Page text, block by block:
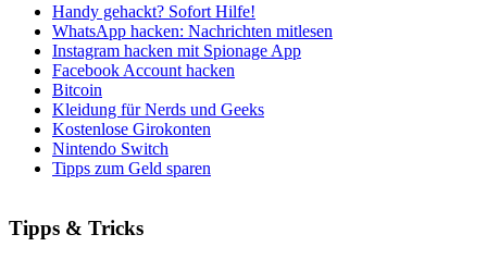
Handy gehackt? Sofort Hilfe!
WhatsApp hacken: Nachrichten mitlesen
Instagram hacken mit Spionage App
Facebook Account hacken
Bitcoin
Kleidung für Nerds und Geeks
Kostenlose Girokonten
Nintendo Switch
Tipps zum Geld sparen
Tipps & Tricks